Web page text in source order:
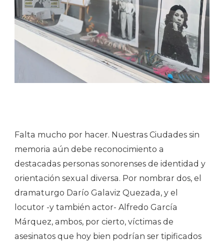
Falta mucho por hacer. Nuestras Ciudades sin
memoria aún debe reconocimiento a
destacadas personas sonorenses de identidad y
orientación sexual diversa. Por nombrar dos, el
dramaturgo Darío Galaviz Quezada, y el
locutor -y también actor- Alfredo García
Márquez, ambos, por cierto, víctimas de
asesinatos que hoy bien podrían ser tipificados